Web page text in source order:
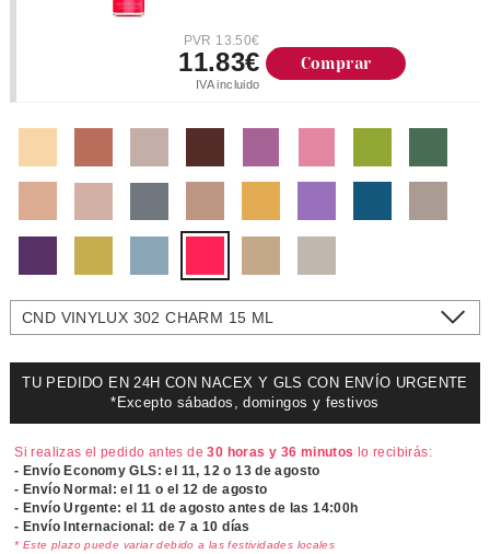
PVR 13.50€
11.83€
IVA incluido
Comprar
CND VINYLUX 302 CHARM 15 ML
TU PEDIDO EN 24H CON NACEX Y GLS CON ENVÍO URGENTE
*Excepto sábados, domingos y festivos
Si realizas el pedido antes de30 horas y 36 minutos lo recibirás:
- Envío Economy GLS: el 11, 12 o 13 de agosto
- Envío Normal: el 11 o el 12 de agosto
- Envío Urgente: el11 de agosto antes de las 14:00h
- Envío Internacional: de 7 a 10 días
* Este plazo puede variar debido a las festividades locales